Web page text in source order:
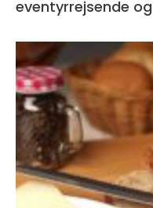
eventyrrejsende